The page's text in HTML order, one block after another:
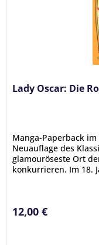
Lady Oscar: Die
Manga-Paperback
Neuauflage des
glamouröseste Ort
konkurrieren. Im 18.
12,00 €